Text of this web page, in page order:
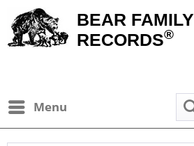
BEAR FAMILY
RECORDS®
Menu